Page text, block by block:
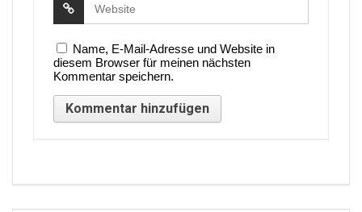
Name, E-Mail-Adresse und Website in
diesem Browser für meinen nächsten
Kommentar speichern.